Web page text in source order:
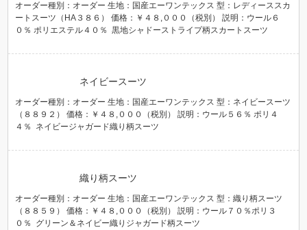
オーダー種別：オーダー 生地：国産エーワンテックス 型：レディーススカ
ートスーツ（HA３８６） 価格：￥４８,０００（税別） 説明：ウール６
０％ ポリエステル４０％ 黒地シャドーストライプ柄スカートスーツ
ネイビースーツ
オーダー種別：オーダー 生地：国産エーワンテックス 型：ネイビースーツ
（８８９２） 価格：￥４８,０００（税別） 説明：ウール５６％ ポリ４
４％ ネイビージャガード織り柄スーツ
織り柄スーツ
オーダー種別：オーダー 生地：国産エーワンテックス 型：織り柄スーツ
（８８５９） 価格：￥４８,０００（税別） 説明：ウール７０％ポリ３
０％ グリーン＆ネイビー織りジャガード柄スーツ